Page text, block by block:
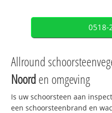
0518-
Allround
Noorden omgeving
Is uw schoorsteen aan
een schoorsteenbrand en